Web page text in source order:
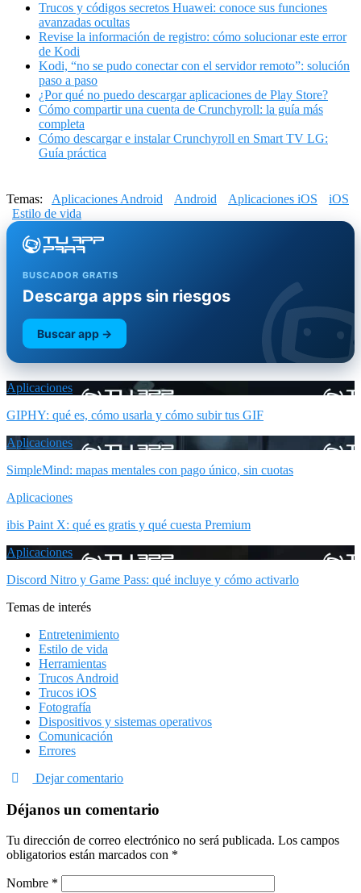
Trucos y códigos secretos Huawei: conoce sus funciones
avanzadas ocultas
Revise la información de registro: cómo solucionar este error
de Kodi
Kodi, “no se pudo conectar con el servidor remoto”: solución
paso a paso
¿Por qué no puedo descargar aplicaciones de Play Store?
Cómo compartir una cuenta de Crunchyroll: la guía más
completa
Cómo descargar e instalar Crunchyroll en Smart TV LG:
Guía práctica
Temas: Aplicaciones Android Android Aplicaciones iOS
iOS
Estilo de vida
BUSCADOR GRATIS
Descarga apps sin riesgos
Buscar app →
Aplicaciones
GIPHY: qué es, cómo usarla y cómo subir tus GIF
Aplicaciones
SimpleMind: mapas mentales con pago único, sin cuotas
Aplicaciones
ibis Paint X: qué es gratis y qué cuesta Premium
Aplicaciones
Discord Nitro y Game Pass: qué incluye y cómo activarlo
Temas de interés
Entretenimiento
Estilo de vida
Herramientas
Trucos Android
Trucos iOS
Fotografía
Dispositivos y sistemas operativos
Comunicación
Errores
Dejar comentario
Déjanos un comentario
Tu dirección de correo electrónico no será publicada. Los campos
obligatorios están marcados con *
Nombre *